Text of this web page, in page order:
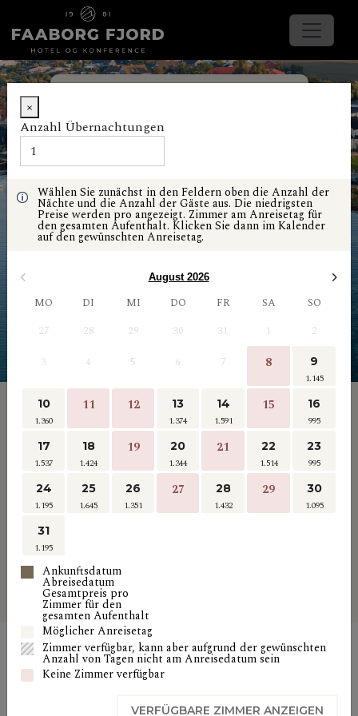
×
Anzahl Übernachtungen
Wählen Sie zunächst in den Feldern oben die Anzahl der
Nächte und die Anzahl der Gäste aus. Die niedrigsten
Preise werden pro angezeigt. Zimmer am Anreisetag für
den gesamten Aufenthalt. Klicken Sie dann im Kalender
auf den gewünschten Anreisetag.
August 2026
MO DI MI DO FR SA
SO
27
28 29 30 31 1
2
3
4 5 6 7 8 9
1.145
10
1.360
11 12 13
1.374
14
1.591
15 16
995
17
1.537
18
1.424
19 20
1.344
21 22
1.514
23
995
24
1.195
25
1.645
26
1.351
27 28
1.432
29 30
1.095
31
1.195
Ankunftsdatum
Abreisedatum
Gesamtpreis pro
Zimmer für den
gesamten Aufenthalt
Möglicher Anreisetag
Zimmer verfügbar, kann aber aufgrund der gewünschten
Anzahl von Tagen nicht am Anreisedatum sein
Keine Zimmer verfügbar
VERFÜGBARE ZIMMER ANZEIGEN
Gast
SUCHE
Room book
Vielen Dank für Ihre Anfrage.
Leider haben wir keine Verfügbarkeit für
ausgewählte Suchkriterien.
Wenn Sie eine Menge Leute sind, können Sie
möglicherweise versuchen Sie, eine kleinere
Anzahl von Personen zu suchen und buchen Sie